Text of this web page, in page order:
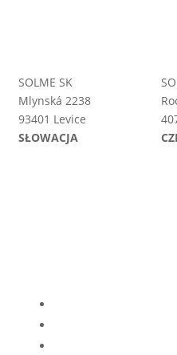
SOLME SK
Mlynská 2238
93401 Levice
SŁOWACJA